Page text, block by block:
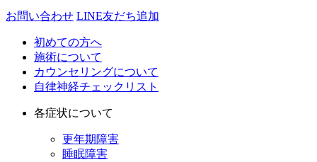
お問い合わせ LINE友だち追加
初めての方へ
施術について
カウンセリングについて
自律神経チェックリスト
各症状について
更年期障害
睡眠障害